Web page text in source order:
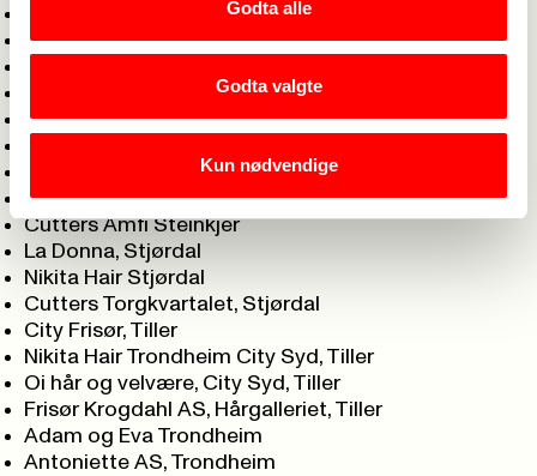
Godta alle
Godta valgte
Kun nødvendige
Capelli Frisør, Levanger
Nikita Hair E6 Levanger
Aks Saks as, Orkanger
Rissa Frisørteam as, Rissa
Euforia, Røros
Cutters Amfi Steinkjer
La Donna, Stjørdal
Nikita Hair Stjørdal
Cutters Torgkvartalet, Stjørdal
City Frisør, Tiller
Nikita Hair Trondheim City Syd, Tiller
Oi hår og velvære, City Syd, Tiller
Frisør Krogdahl AS, Hårgalleriet, Tiller
Adam og Eva Trondheim
Antoniette AS, Trondheim